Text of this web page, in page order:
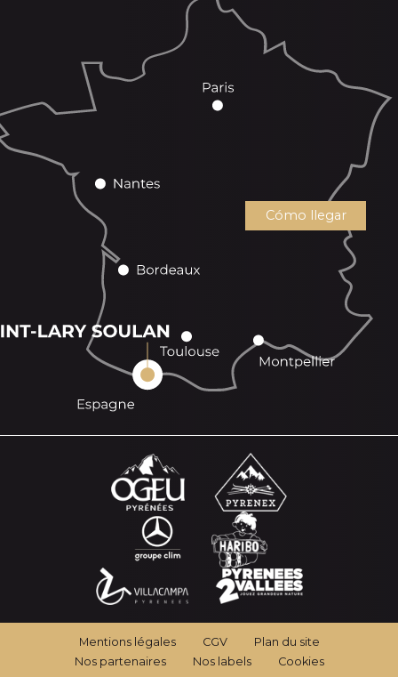
Cómo llegar
Mentions légales CGV
Plan du site
Nos partenaires
Nos labels Cookies